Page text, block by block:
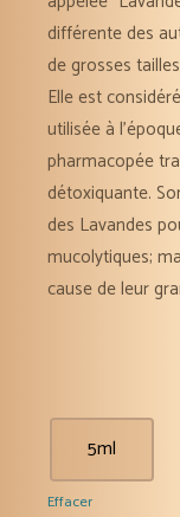
différente des
de grosses
Elle est
utilisée à
pharmacopée
détoxiquante.
des Lavandes
mucolytiques;
cause de leur
5ml
Effacer